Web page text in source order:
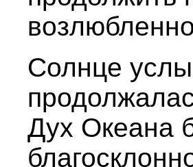
Солнце
Дух Океана